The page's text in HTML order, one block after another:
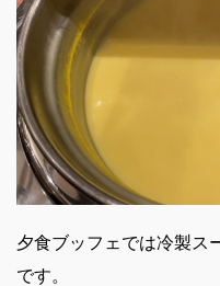
夕食ブッフェでは冷製ス
です。